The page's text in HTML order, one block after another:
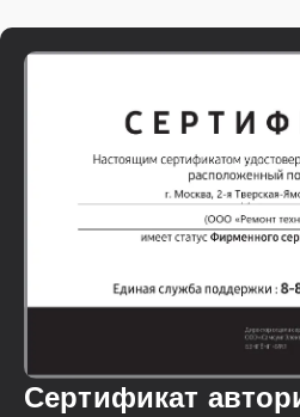
Сертификат